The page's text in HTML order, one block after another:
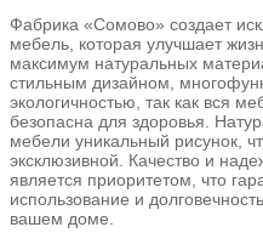
Фабрика «Сомово» создает
мебель, которая улучшает
максимум натуральных
стильным дизайном,
экологичностью, так как вся
безопасна для здоровья.
мебели уникальный рисунок,
эксклюзивной. Качество и
является приоритетом, что
использование и
вашем доме.